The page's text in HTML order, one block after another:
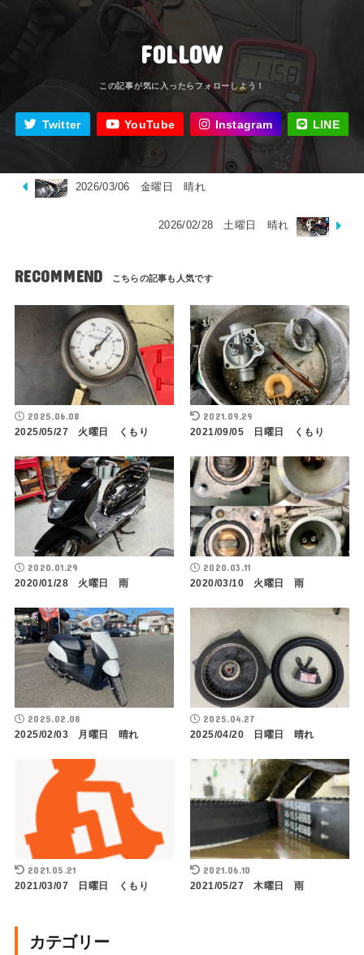
FOLLOW
Twitter YouTube Instagram LINE
2026/03/06 金曜日 晴れ
2026/02/28 土曜日 晴れ
RECOMMEND
2025.06.08
2025/05/27 火曜日 くもり
2021.09.29
2021/09/05 日曜日 くもり
2020.01.29
2020/01/28 火曜日 雨
2020.03.11
2020/03/10 火曜日 雨
2025.02.08
2025/02/03 月曜日 晴れ
2025.04.27
2025/04/20 日曜日 晴れ
2021.05.21
2021/03/07 日曜日 くもり
2021.06.10
2021/05/27 木曜日 雨
カテゴリー